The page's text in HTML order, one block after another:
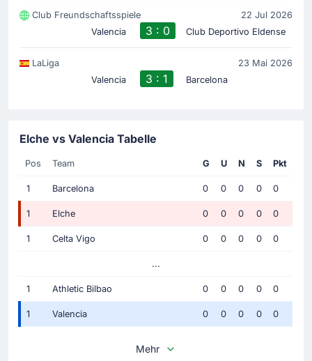
Club Freundschaftsspiele
22 Jul 2026
Valencia
3 : 0 Club Deportivo Eldense
LaLiga
23 Mai 2026
Valencia
3 : 1 Barcelona
Elche vs Valencia Tabelle
Pos Team G U N S Pkt
1 Barcelona 0 0 0 0 0
1 Elche 0 0 0 0 0
1 Celta Vigo 0 0 0 0 0
...
1 Athletic Bilbao 0 0 0 0 0
1 Valencia 0 0 0 0 0
Mehr